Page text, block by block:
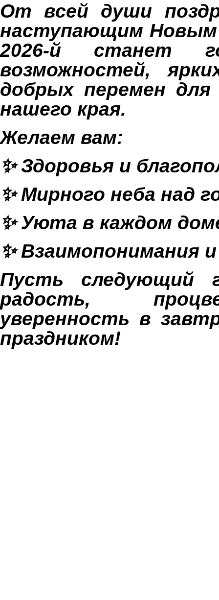
От всей души
наступающим
2026-й станет
возможностей,
добрых перемен для
нашего края.
Желаем вам:
✨ Здоровья и
✨ Мирного неба над
✨ Уюта в каждом
✨ Взаимопонимания
Пусть следующий
радость,
уверенность в
праздником!